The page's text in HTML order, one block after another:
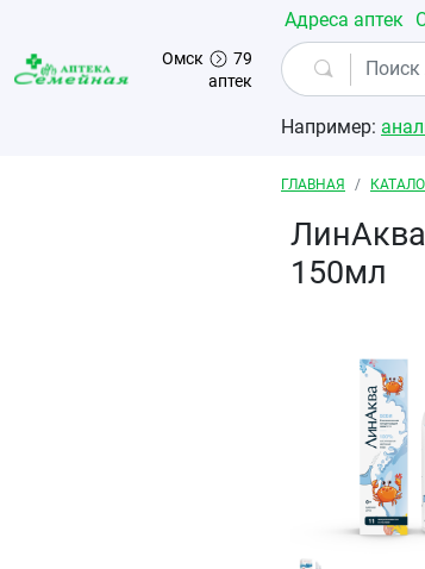
Перейти к основному содержанию
Омск
79
аптек
Адреса аптек
Например:
Строка
ГЛАВНАЯ
150мл